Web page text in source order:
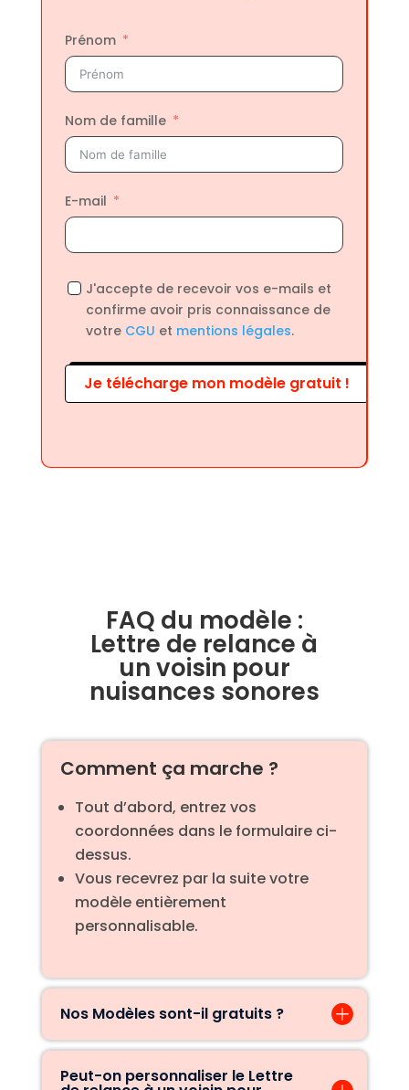
Prénom
Nom de famille
E-mail
J'accepte de recevoir vos e-mails et
confirme avoir pris connaissance de
votre CGU et mentions légales.
Je télécharge mon modèle gratuit !
FAQ du modèle :
Lettre de relance à
un voisin pour
nuisances sonores
Comment ça marche ?
Tout d’abord, entrez vos
coordonnées dans le formulaire ci-
dessus.
Vous recevrez par la suite votre
modèle entièrement
personnalisable.
Nos Modèles sont-il gratuits ?
Peut-on personnaliser le Lettre